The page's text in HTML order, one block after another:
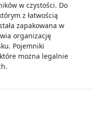
w czystości. Do
z łatwością
zapakowana w
organizację
Pojemniki
można legalnie